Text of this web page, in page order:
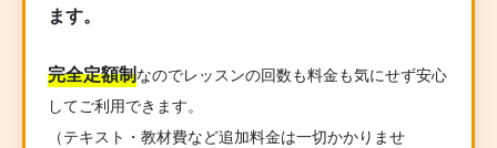
ます。
完全定額制なのでレッスンの回数も料金も気にせず安心
してご利用できます。
（テキスト・教材費など追加料金は一切かかりませ